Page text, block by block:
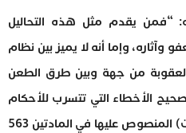
“فمن يقدم مثل هذه التحاليل
وآثاره، وإما أنه لا يميز بين نظام
من جهة وبين طرق الطعن
الأخطاء التي تتسرب للأحكام
مثل (إعادة النظر وتصحيح القرارات) المنصوص عليها في المادتين 563